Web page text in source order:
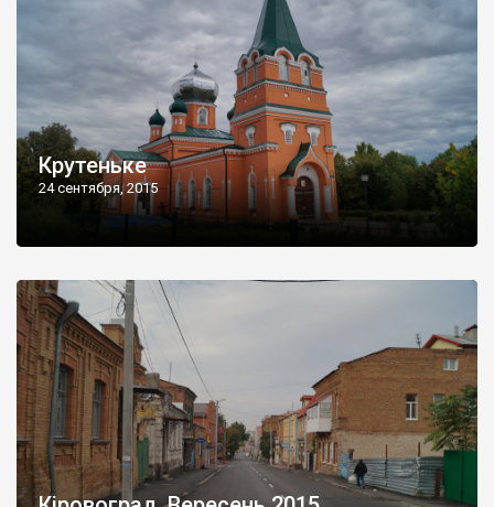
Крутеньке
24 сентября, 2015